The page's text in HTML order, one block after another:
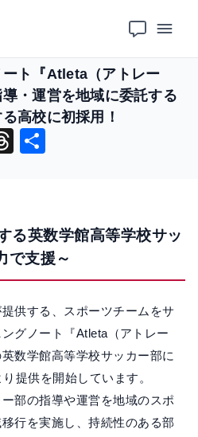
ト『Atleta（アトレー
・運営を地域に委託する
高校に初採用！
T
d
s
る英数学館高等学校サッ
で支援～
供する、スポーツチームをサ
グノート『Atleta（アトレー
数学館高等学校サッカー部に
提供を開始しています。
部の指導や運営を地域のスポ
行を実施し、持続性のある部